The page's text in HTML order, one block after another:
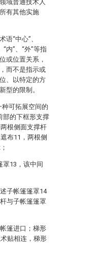
域普通技术人
有其他实施
“中心”、
“内”、“外”等指
或位置关系，
而不是指示或
、以特定的方
型的限制。
可拓展空间的
部的下框形支撑
根侧面支撑杆
布11，两根侧
罩13，该中间
子帐篷篷罩14
与子帐篷篷罩
篷进口；梯形
贴相连，梯形